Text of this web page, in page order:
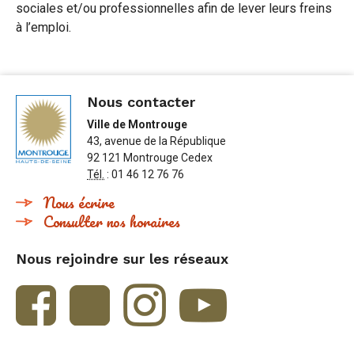
sociales et/ou professionnelles afin de lever leurs freins
à l’emploi.
Nous contacter
Ville de Montrouge
43, avenue de la République
92 121 Montrouge Cedex
Tél. : 01 46 12 76 76
Nous écrire
Consulter nos horaires
Nous rejoindre sur les réseaux